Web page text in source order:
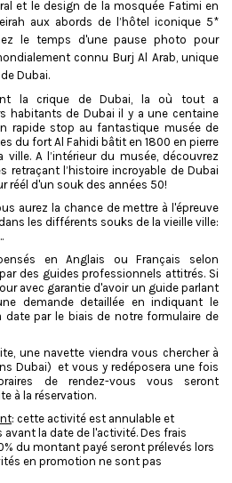
et le design de la mosquée Fatimi en
aux abords de l’hôtel iconique 5*
le temps d'une pause photo pour
connu Burj Al Arab, unique
Dubai.
la crique de Dubai, la où tout a
habitants de Dubai il y a une centaine
rapide stop au fantastique musée de
du fort Al Fahidi bâtit en 1800 en pierre
A l’intérieur du musée, découvrez
l’histoire incroyable de Dubai
réél d'un souk des années 50!
aurez la chance de mettre à l'épreuve
les différents souks de la vieille ville:
en Anglais ou Français selon
des guides professionnels attitrés. Si
avec garantie d'avoir un guide parlant
demande detaillée en indiquant le
par le biais de notre formulaire de
une navette viendra vous chercher à
Dubai) et vous y redéposera une fois
de rendez-vous vous seront
à la réservation.
: cette activité est annulable et
la date de l'activité. Des frais
du montant payé seront prélevés lors
en promotion ne sont pas